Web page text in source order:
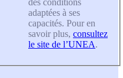
adaptées à ses
capacités. Pour en
savoir plus, consultez
le site de l’UNEA.